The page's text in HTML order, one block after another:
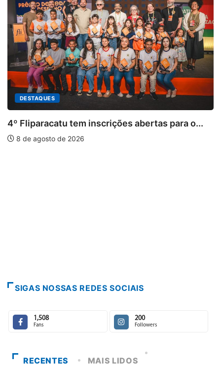
tem inscrições abertas para o...
de 2026
SIGAS NOSSAS REDES SOCIAIS
1,508
Fans
200
Followers
RECENTES MAIS LIDOS